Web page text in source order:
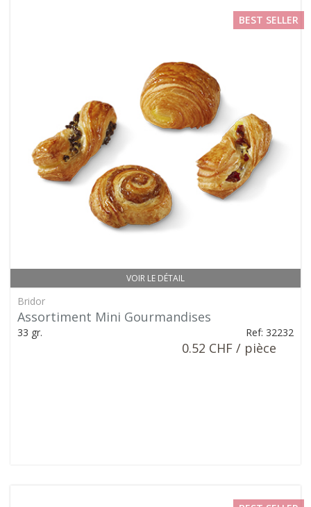
VOIR LE DÉTAIL
BEST SELLER
Bridor
Assortiment Mini Gourmandises
33 gr. Ref: 32232
0.52 CHF / pièce